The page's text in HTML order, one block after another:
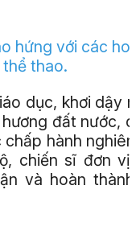
hứng với các
thao.
dục, khơi dậy
đất nước,
hành
chiến sĩ đơn vị
và hoàn